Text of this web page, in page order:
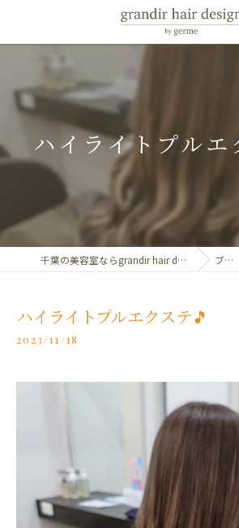
ハイライトプル
千葉の美容室ならgrandir hair design by germe ブログ
ハイライトプルエクステ🎵
2023/11/18